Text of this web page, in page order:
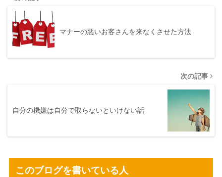
マナーの悪いお客さんを来なくさせた方法
次の記事
自分の機嫌は自分で取らないといけない話
このブログを書いている人